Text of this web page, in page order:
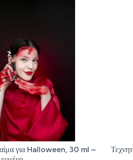
αίμα για Halloween, 30 ml –